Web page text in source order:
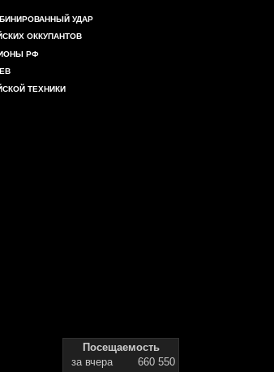
УДАР
ОККУПАНТОВ
РФ
ТЕХНИКИ
Посещаемость
за вчера
660 550